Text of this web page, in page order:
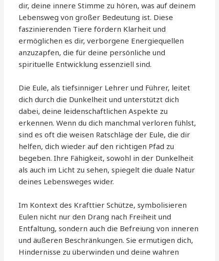
dir, deine innere Stimme zu hören, was auf deinem
Lebensweg von großer Bedeutung ist. Diese
faszinierenden Tiere fördern Klarheit und
ermöglichen es dir, verborgene Energiequellen
anzuzapfen, die für deine persönliche und
spirituelle Entwicklung essenziell sind.
Die Eule, als tiefsinniger Lehrer und Führer, leitet
dich durch die Dunkelheit und unterstützt dich
dabei, deine leidenschaftlichen Aspekte zu
erkennen. Wenn du dich manchmal verloren fühlst,
sind es oft die weisen Ratschläge der Eule, die dir
helfen, dich wieder auf den richtigen Pfad zu
begeben. Ihre Fähigkeit, sowohl in der Dunkelheit
als auch im Licht zu sehen, spiegelt die duale Natur
deines Lebensweges wider.
Im Kontext des Krafttier Schütze, symbolisieren
Eulen nicht nur den Drang nach Freiheit und
Entfaltung, sondern auch die Befreiung von inneren
und äußeren Beschränkungen. Sie ermutigen dich,
Hindernisse zu überwinden und deine wahren